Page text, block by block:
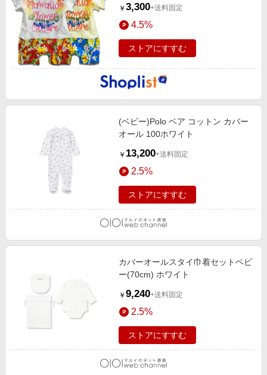
￥ 3,300+送料固定
4.5%
ストアにすすむ
(ベビー)Polo ベア コットン カバー
オール 100ホワイト
￥ 13,200+送料固定
2.5%
ストアにすすむ
カバーオールスタイ巾着セットベビ
ー(70cm) ホワイト
￥ 9,240+送料固定
2.5%
ストアにすすむ